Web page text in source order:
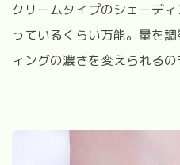
クリームタイプのシェーデ
っているくらい万能。量を
ィングの濃さを変えられるの